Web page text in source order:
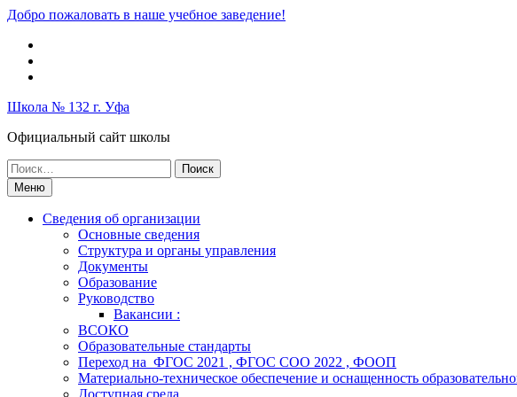
Перейти
содержимому
Добро пожаловать в наше учебное заведение!
Школа № 132 г. Уфа
Официальный сайт школы
Поиск
по:Меню
Сведения об организации
Основные сведения
Структура и органы управления
Документы
Образование
Руководство
Вакансии :
ВСОКО
Образовательные стандарты
Переход на ФГОС 2021 , ФГОС СОО 2022 , ФООП
Материально-техническое обеспечение и оснащенность
Доступная среда